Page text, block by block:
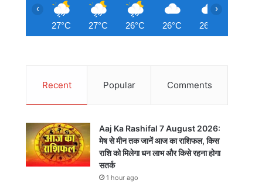
27°C 27°C 26°C 26°C 26°C
‹ ›
Recent Popular Comments
Aaj Ka Rashifal 7 August 2026:
मेष से मीन तक जानें आज का राशिफल, किस
राशि को मिलेगा धन लाभ और किसे रहना होगा
सतर्क
1 hour ago